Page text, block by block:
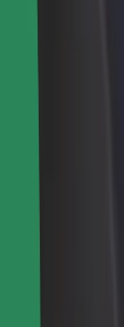
centras
gairės